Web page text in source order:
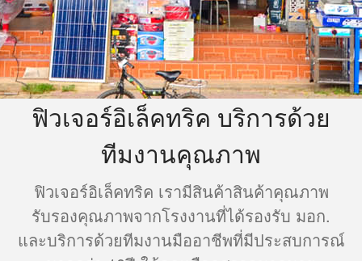
บริการ
รับติดตั้งโซล่าเซลล์
รับติดตั้งแอร์
รับติดตั้งกล้องวงจรปิด
รับติดตั้งจานดาวเทียม
จำหน่ายสินค้าอิเล็กทรอนิกส์
ผลงาน
ความรู้
ติดต่อ
ฟิวเจอร์อิเล็คทริค บริการด้วย
ทีมงานคุณภาพ
ฟิวเจอร์อิเล็คทริค เรามีสินค้าสินค้าคุณภาพ
รับรองคุณภาพจากโรงงานที่ได้รองรับ มอก.
และบริการด้วยทีมงานมืออาชีพที่มีประสบการณ์